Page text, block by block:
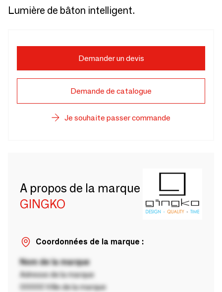
Lumière de bâton intelligent.
Demander un devis
Demande de catalogue
Je souhaite passer commande
A propos de la marque
GINGKO
Coordonnées de la marque :
Nom de la marque
Adresse de la marque
00000 Ville de la marque